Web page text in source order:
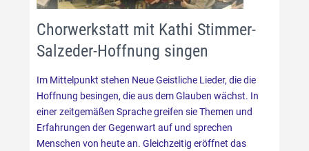
Chorwerkstatt mit Kathi Stimmer-
Salzeder-Hoffnung singen
Im Mittelpunkt stehen Neue Geistliche Lieder, die die
Hoffnung besingen, die aus dem Glauben wächst. In
einer zeitgemäßen Sprache greifen sie Themen und
Erfahrungen der Gegenwart auf und sprechen
Menschen von heute an. Gleichzeitig eröffnet das